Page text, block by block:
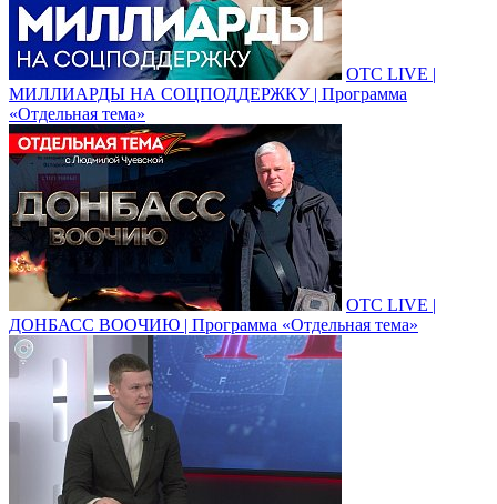
ОТС LIVE |
МИЛЛИАРДЫ НА СОЦПОДДЕРЖКУ | Программа
«Отдельная тема»
ОТС LIVE |
ДОНБАСС ВООЧИЮ | Программа «Отдельная тема»